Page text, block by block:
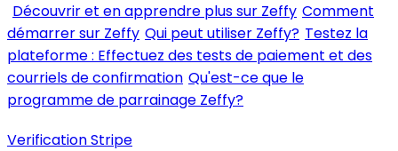
Découvrir et en apprendre plus sur Zeffy Comment
démarrer sur Zeffy Qui peut utiliser Zeffy? Testez la
plateforme : Effectuez des tests de paiement et des
courriels de confirmation Qu'est-ce que le
programme de parrainage Zeffy?
Verification Stripe